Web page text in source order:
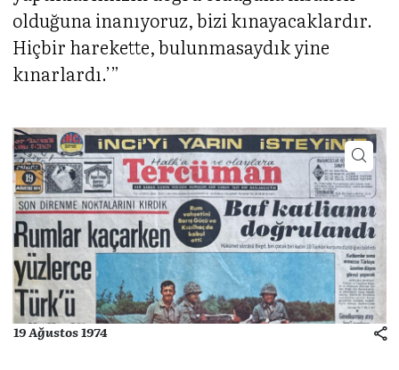
olduğuna inanıyoruz, bizi kınayacaklardır.
Hiçbir harekette, bulunmasaydık yine
kınarlardı.’”
19 Ağustos 1974